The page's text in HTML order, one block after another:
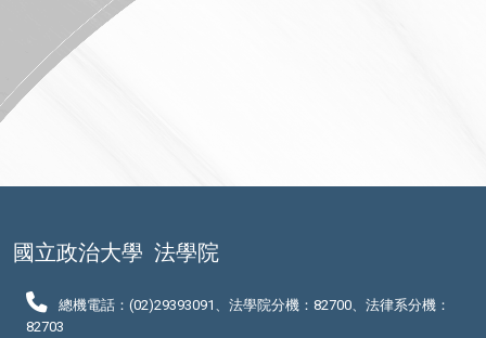
國立政治大學 法學院
總機電話：(02)29393091、法學院分機：82700、法律系分機：
82703